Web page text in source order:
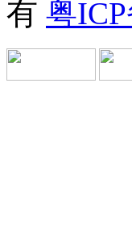
有 粤